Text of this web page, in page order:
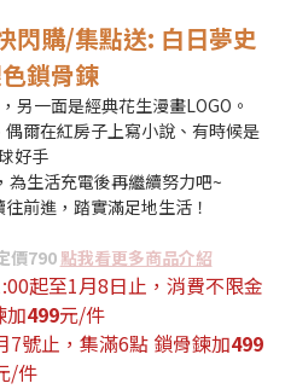
閃購/集點送: 白日夢史
鎖骨鍊
另一面是經典花生漫畫LOGO。
爾在紅房子上寫小說、有時候是
好手
為生活充電後再繼續努力吧~
前進，踏實滿足地生活！
價790 點我看更多商品介紹
起至1月8日止 ，消費不限金
加499元/件
號止，集滿6點 鎖骨鍊加499
/件